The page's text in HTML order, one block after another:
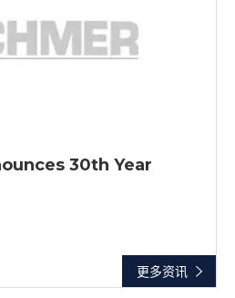
更多资讯
30th Year